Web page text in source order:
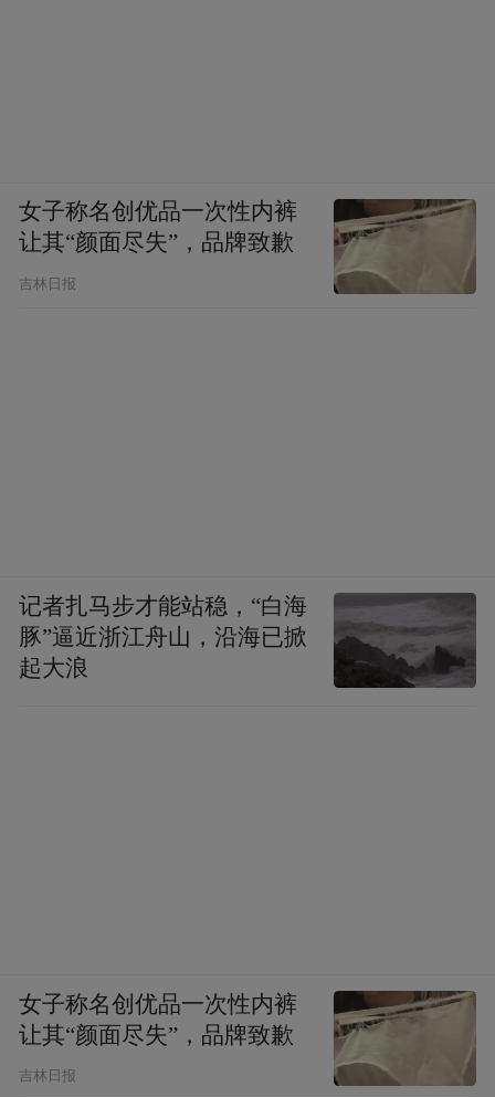
女子称名创优品一次性内裤
让其“颜面尽失”，品牌致歉
吉林日报
记者扎马步才能站稳，“白海
豚”逼近浙江舟山，沿海已掀
起大浪
女子称名创优品一次性内裤
让其“颜面尽失”，品牌致歉
吉林日报